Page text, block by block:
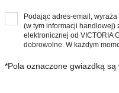
Podając adres-email,
(w tym informacji handlowej)
elektronicznej od VICTORIA
dobrowolne. W każdym
*Pola oznaczone gwiazdką są